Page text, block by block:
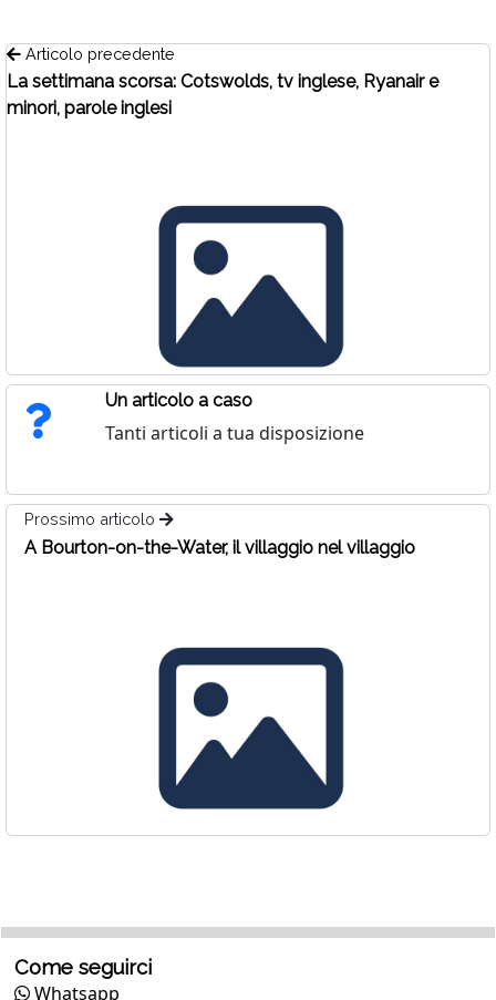
Articolo precedente
La settimana scorsa: Cotswolds, tv inglese, Ryanair e
minori, parole inglesi
Un articolo a caso
Tanti articoli a tua disposizione
Prossimo articolo
A Bourton-on-the-Water, il villaggio nel villaggio
Come seguirci
Whatsapp